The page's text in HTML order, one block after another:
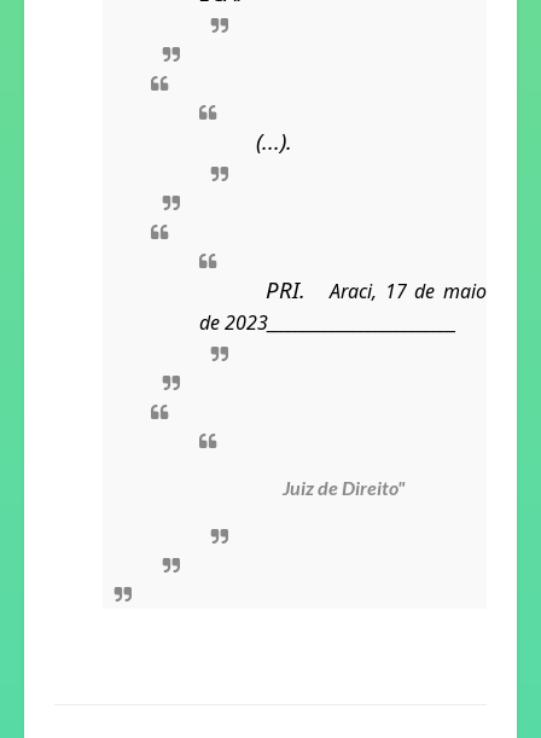
(...).
PRI.
Araci, 17 de maio
de 2023
Juiz de Direito"